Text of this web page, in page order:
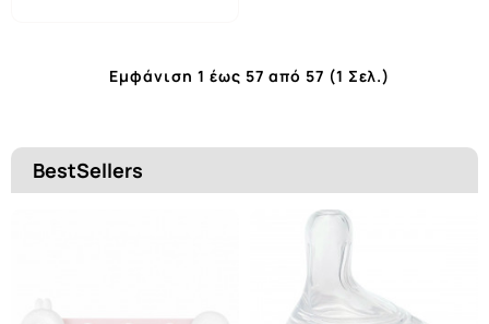
Εμφάνιση 1 έως 57 από 57 (1 Σελ.)
BestSellers